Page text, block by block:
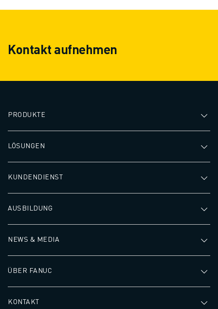
Kontakt aufnehmen
PRODUKTE
LÖSUNGEN
KUNDENDIENST
AUSBILDUNG
NEWS & MEDIA
ÜBER FANUC
KONTAKT